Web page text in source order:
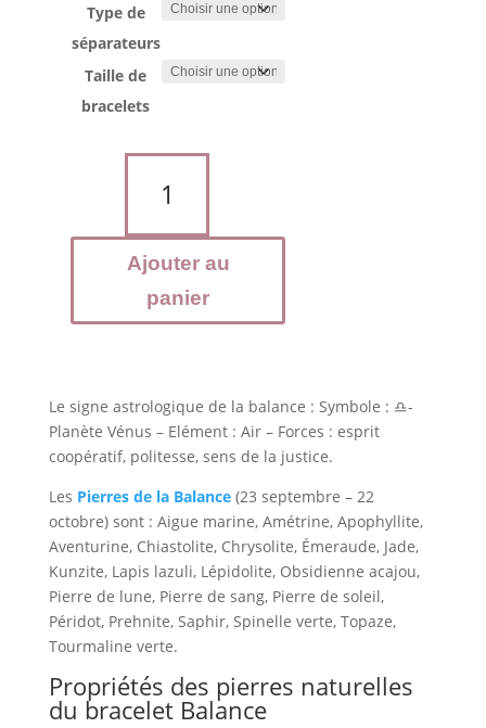
Type de
séparateurs
Taille de
bracelets
astrologique
BALANCE
Jade
et
blanc
Ajouter au
panier
Le signe astrologique de la balance : Symbole : ♎-
Planète Vénus – Elément : Air – Forces : esprit
coopératif, politesse, sens de la justice.
Les Pierres de la Balance(23 septembre – 22
octobre) sont : Aigue marine, Amétrine, Apophyllite,
Aventurine, Chiastolite, Chrysolite, Émeraude, Jade,
Kunzite, Lapis lazuli, Lépidolite, Obsidienne acajou,
Pierre de lune, Pierre de sang, Pierre de soleil,
Péridot, Prehnite, Saphir, Spinelle verte, Topaze,
Tourmaline verte.
Propriétés des pierres naturelles
du bracelet Balance